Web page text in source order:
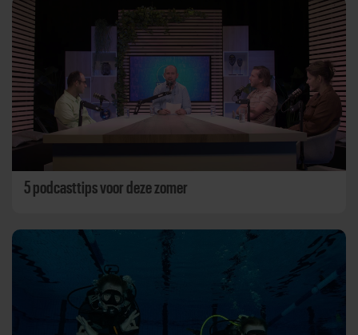
5 podcasttips voor deze zomer